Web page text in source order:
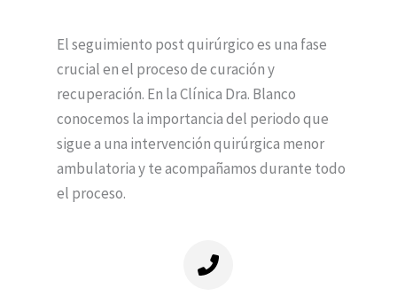
El seguimiento post quirúrgico es una fase
crucial en el proceso de curación y
recuperación. En la Clínica Dra. Blanco
conocemos la importancia del periodo que
sigue a una intervención quirúrgica menor
ambulatoria y te acompañamos durante todo
el proceso.